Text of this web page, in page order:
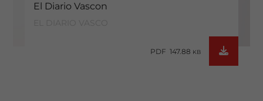
El Diario Vascon
PDF 147.88 KB